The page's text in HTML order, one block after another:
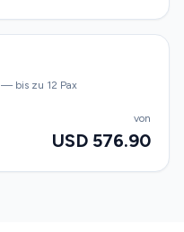
— bis zu 12 Pax
von
USD 576.90